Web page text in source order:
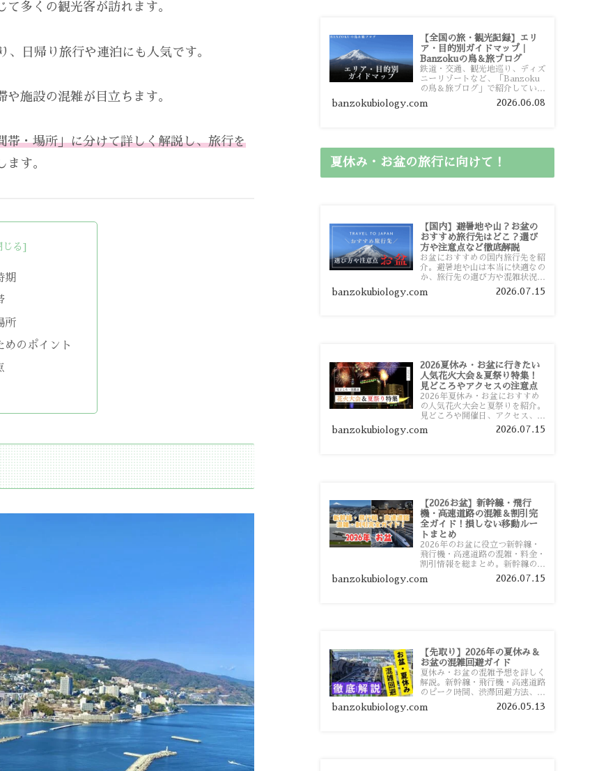
多くの観光客が訪れます。
日帰り旅行や連泊にも人気です。
施設の混雑が目立ちます。
帯・場所」に分けて詳しく解説し、旅行を
ます。
期
所
めのポイント
【全国の旅・観光記録】エリ
ア・目的別ガイドマップ｜
Banzokuの鳥＆旅ブログ
鉄道・交通、観光地巡り、ディズ
ニーリゾートなど、「Banzoku
の鳥＆旅ブログ」で紹介している
全国の旅行・観光記録をエリアや
目的別に整理しました。あなたが
banzokubiology.com 2026.06.08
夏休み・お盆の旅行に向けて！
【国内】避暑地や山？お盆の
おすすめ旅行先はどこ？選び
方や注意点など徹底解説
お盆におすすめの国内旅行先を紹
介。避暑地や山は本当に快適なの
か、旅行先の選び方や混雑状況、
注意点、比較的混雑を避けやすい
おすすめスポットまで旅行前に役
banzokubiology.com 2026.07.15
2026夏休み・お盆に行きたい
人気花火大会＆夏祭り特集！
見どころやアクセスの注意点
2026年夏休み・お盆におすすめ
の人気花火大会と夏祭りを紹介。
見どころや開催日、アクセス、混
雑対策、旅行前に知っておきたい
注意点をわかりやすく解説しま
banzokubiology.com 2026.07.15
【2026お盆】新幹線・飛行
機・高速道路の混雑＆割引完
全ガイド！損しない移動ルー
トまとめ
2026年のお盆に役立つ新幹線・
飛行機・高速道路の混雑・料金・
割引情報を総まとめ。新幹線の予
約や最繁忙期料金、飛行機を安く
予約するコツ、高速道路の休日割
banzokubiology.com 2026.07.15
【先取り】2026年の夏休み＆
お盆の混雑回避ガイド
夏休み・お盆の混雑予想を詳しく
解説。新幹線・飛行機・高速道路
のピーク時間、渋滞回避方法、混
雑しやすい観光地、交通手段別の
特徴まで旅行者向けに分かりやす
banzokubiology.com 2026.05.13